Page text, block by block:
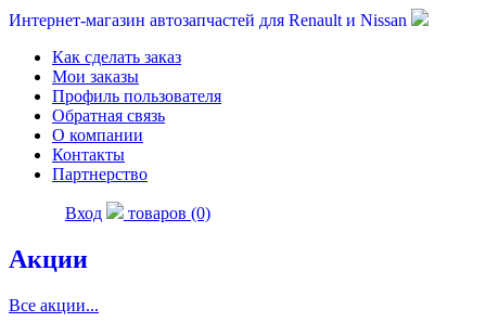
Интернет-магазин автозапчастей для Renault и Nissan
Как сделать заказ
Мои заказы
Профиль пользователя
Обратная связь
О компании
Контакты
Партнерство
Вход товаров (0)
Акции
Все акции...